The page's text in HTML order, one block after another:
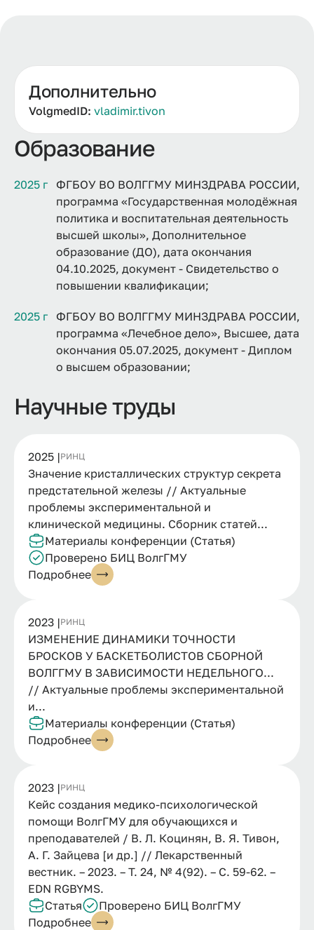
Образование
2025 г
ФГБОУ ВО ВОЛГГМУ МИНЗДРАВА РОССИИ,
программа «Государственная молодёжная
политика и воспитательная деятельность
высшей школы», Дополнительное
образование (ДО), дата окончания
04.10.2025, документ - Свидетельство о
повышении квалификации;
2025 г
ФГБОУ ВО ВОЛГГМУ МИНЗДРАВА РОССИИ,
программа «Лечебное дело», Высшее, дата
окончания 05.07.2025, документ - Диплом
о высшем образовании;
Научные труды
2025 |РИНЦ
Значение кристаллических структур секрета
предстательной железы // Актуальные
проблемы экспериментальной и
клинической медицины. Сборник статей...
Материалы конференции (Статья)
Проверено БИЦ ВолгГМУ
Подробнее
2023 |РИНЦ
ИЗМЕНЕНИЕ ДИНАМИКИ ТОЧНОСТИ
БРОСКОВ У БАСКЕТБОЛИСТОВ СБОРНОЙ
ВОЛГГМУ В ЗАВИСИМОСТИ НЕДЕЛЬНОГО...
// Актуальные проблемы экспериментальной
и...
Материалы конференции (Статья)
Подробнее
2023 |РИНЦ
Кейс создания медико-психологической
помощи ВолгГМУ для обучающихся и
преподавателей / В. Л. Коцинян, В. Я. Тивон,
А. Г. Зайцева [и др.] // Лекарственный
вестник. – 2023. – Т. 24, № 4(92). – С. 59-62. –
EDN RGBYMS.
Статья
Проверено БИЦ ВолгГМУ
Подробнее
Дополнительно
VolgmedID: vladimir.tivon